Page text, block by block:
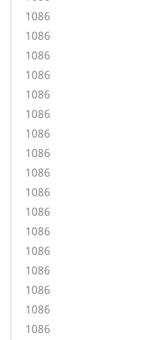
1086
1086
1086
1086
1086
1086
1086
1086
1086
1086
1086
1086
1086
1086
1086
1086
1086